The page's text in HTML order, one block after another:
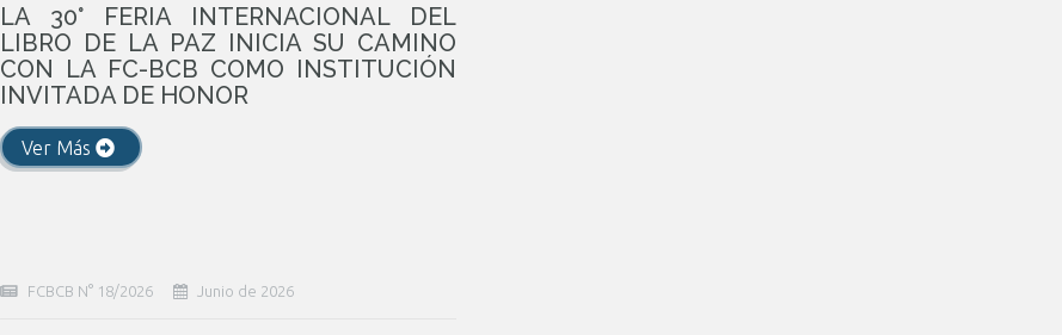
LA 30° FERIA INTERNACIONAL DEL
LIBRO DE LA PAZ INICIA SU CAMINO
CON LA FC-BCB COMO INSTITUCIÓN
INVITADA DE HONOR
Ver Más
FCBCB N° 18/2026 Junio de 2026